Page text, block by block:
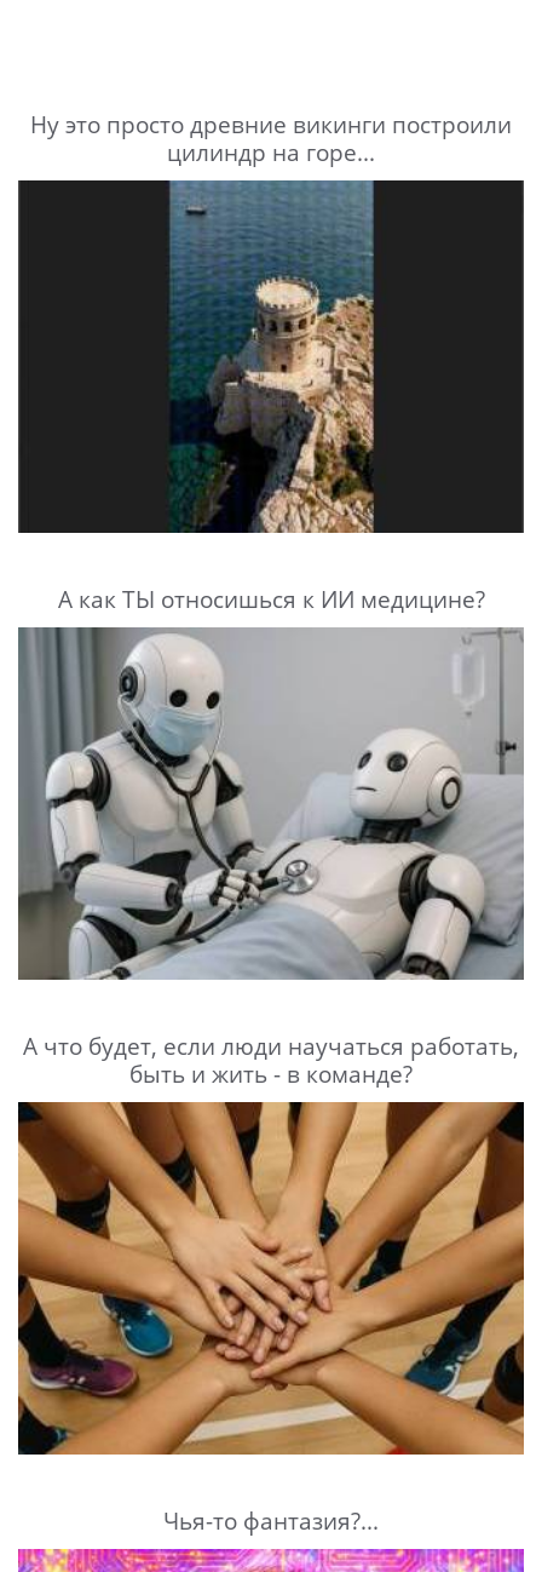
Ну это просто древние викинги построили
цилиндр на горе...
А как ТЫ относишься к ИИ медицине?
А что будет, если люди научаться работать,
быть и жить - в команде?
Чья-то фантазия?...